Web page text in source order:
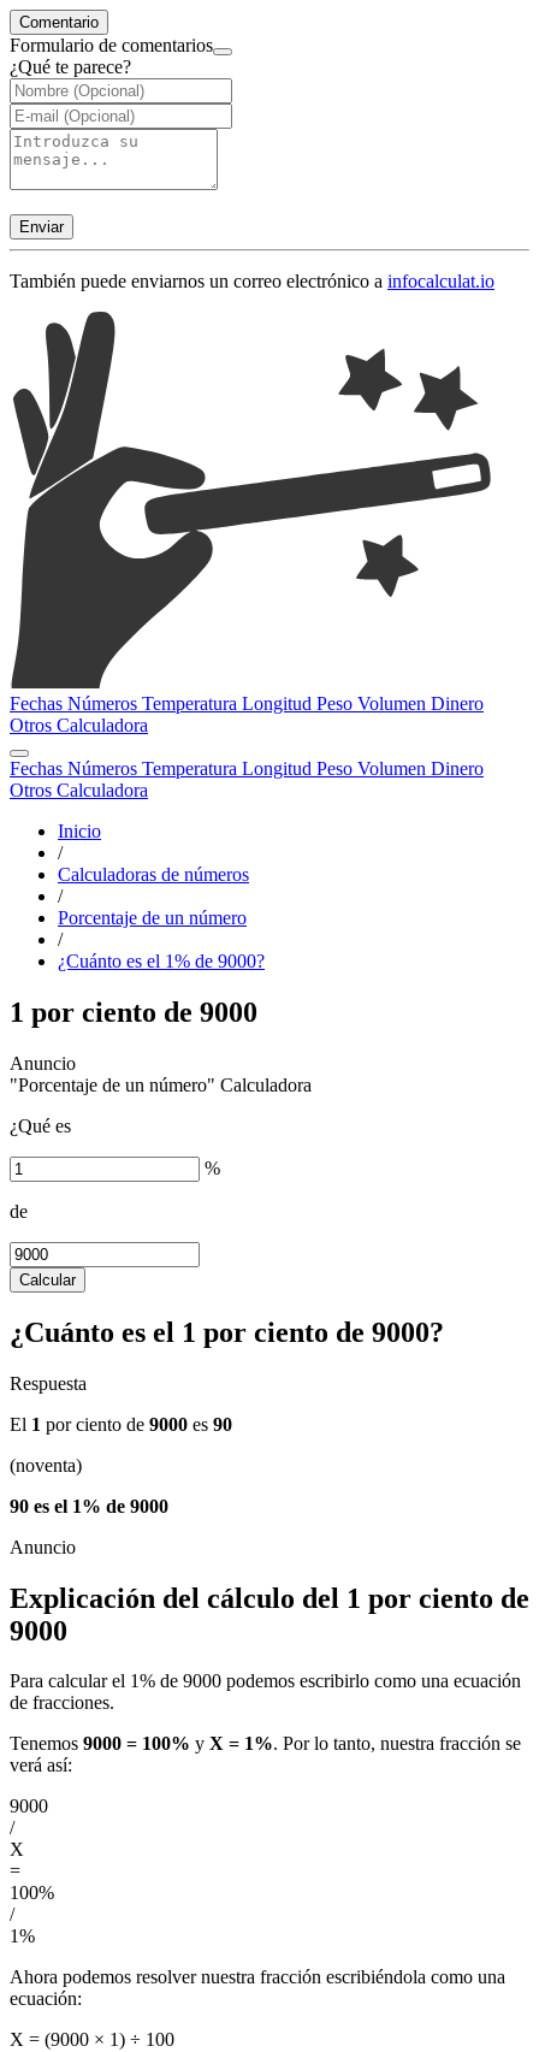
Comentario
Formulario de comentarios
¿Qué te parece?
Enviar
También puede enviarnos un correo electrónico a infocalculat.io
Fechas Números Temperatura Longitud Peso Volumen Dinero
Otros Calculadora
Fechas Números Temperatura Longitud Peso Volumen Dinero
Otros Calculadora
Inicio
/
Calculadoras de números
/
Porcentaje de un número
/
¿Cuánto es el 1% de 9000?
1 por ciento de 9000
"Porcentaje de un número" Calculadora
¿Qué es
%
de
Calcular
¿Cuánto es el 1 por ciento de 9000?
Respuesta
El 1 por ciento de 9000 es 90
(noventa)
90 es el 1% de 9000
Explicación del cálculo del 1 por ciento de
9000
Para calcular el 1% de 9000 podemos escribirlo como una ecuación
de fracciones.
Tenemos 9000 = 100% y X = 1%. Por lo tanto, nuestra fracción se
verá así:
9000
/
X
=
100%
/
1%
Ahora podemos resolver nuestra fracción escribiéndola como una
ecuación:
X = (9000 × 1) ÷ 100